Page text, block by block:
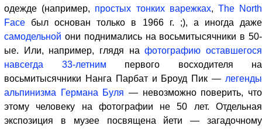
одежде (например, простых тонких варежках, The North
Face был основан только в 1966 г. ;), а иногда даже
самодельной они поднимались на восьмитысячники в 50-
ые. Или, например, глядя нафотографию оставшегося
навсегда 33-летним первого восходителя на
восьмитысячники Нанга Парбат и Броуд Пик — легенды
альпинизма Германа Буля — невозможно поверить, что
этому человеку на фотографии не 50 лет. Отдельная
экспозиция в музее посвящена йети — загадочному